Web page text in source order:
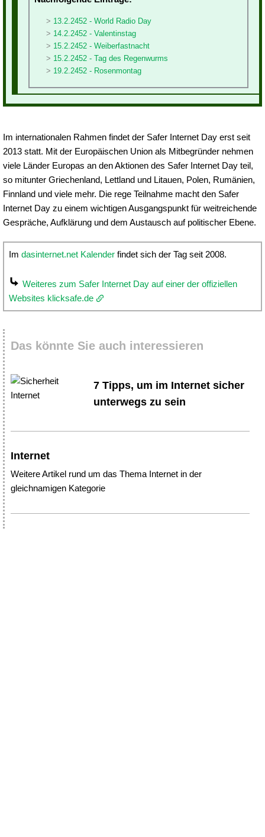
13.2.2452 - World Radio Day
14.2.2452 - Valentinstag
15.2.2452 - Weiberfastnacht
15.2.2452 - Tag des Regenwurms
19.2.2452 - Rosenmontag
Im internationalen Rahmen findet der Safer Internet Day erst seit
2013 statt. Mit der Europäischen Union als Mitbegründer nehmen
viele Länder Europas an den Aktionen des Safer Internet Day teil,
so mitunter Griechenland, Lettland und Litauen, Polen, Rumänien,
Finnland und viele mehr. Die rege Teilnahme macht den Safer
Internet Day zu einem wichtigen Ausgangspunkt für weitreichende
Gespräche, Aufklärung und dem Austausch auf politischer Ebene.
Im dasinternet.net Kalender findet sich der Tag seit 2008.
Weiteres zum Safer Internet Day auf einer der offiziellen
Websites klicksafe.de
Das könnte Sie auch interessieren
7 Tipps, um im Internet sicher
unterwegs zu sein
Internet
Weitere Artikel rund um das Thema Internet in der
gleichnamigen Kategorie